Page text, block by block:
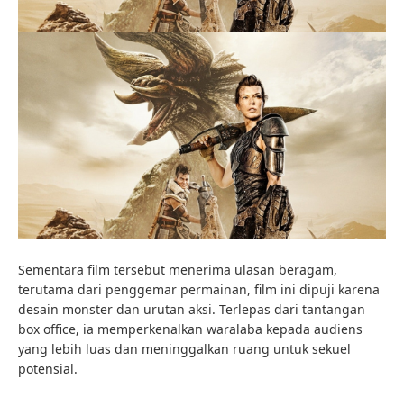
Sementara film tersebut menerima ulasan beragam,
terutama dari penggemar permainan, film ini dipuji karena
desain monster dan urutan aksi. Terlepas dari tantangan
box office, ia memperkenalkan waralaba kepada audiens
yang lebih luas dan meninggalkan ruang untuk sekuel
potensial.